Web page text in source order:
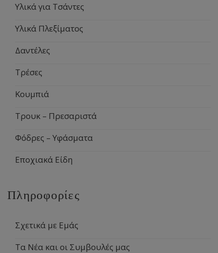
Υλικά για Τσάντες
Υλικά Πλεξίματος
Δαντέλες
Τρέσες
Κουμπιά
Τρουκ – Πρεσαριστά
Φόδρες – Υφάσματα
Εποχιακά Είδη
Πληροφορίες
Σχετικά με Εμάς
Τα Νέα και οι Συμβουλές μας